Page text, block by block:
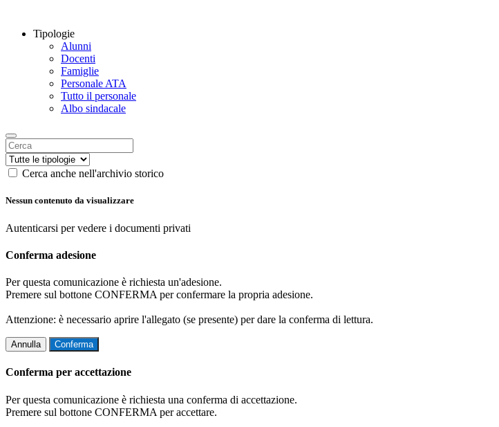
Tipologie
Alunni
Docenti
Famiglie
Personale ATA
Tutto il personale
Albo sindacale
Cerca anche nell'archivio storico
Nessun contenuto da visualizzare
Autenticarsi per vedere i documenti privati
Conferma adesione
Per questa comunicazione è richiesta un'adesione.
Premere sul bottone CONFERMA per confermare la propria adesione.
Attenzione: è necessario aprire l'allegato (se presente) per dare la conferma di lettura.
Annulla Conferma
Conferma per accettazione
Per questa comunicazione è richiesta una conferma di accettazione.
Premere sul bottone CONFERMA per accettare.